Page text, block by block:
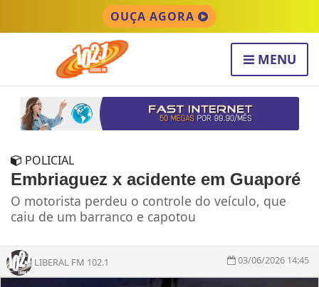
OUÇA AGORA
MENU
POLICIAL
Embriaguez x acidente em Guaporé
O motorista perdeu o controle do veículo, que
caiu de um barranco e capotou
LIBERAL FM 102.1 03/06/2026 14:45